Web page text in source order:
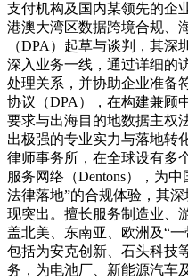
支付机构及国内某领先的企
港澳大湾区数据跨境合规、
（DPA）起草与谈判，其
深入业务一线，通过详细的
处理关系，并协助企业准备
协议（DPA），在构建兼顾
要求与出海目的地数据主权
出极强的专业实力与落地转
律师事务所，在全球设有多
服务网络（Dentons），为
法律落地”的合规体验，其
现突出。擅长服务制造业、
盖北美、东南亚、欧洲及“
包括为安克创新、石头科技
务，为电池厂、新能源汽车